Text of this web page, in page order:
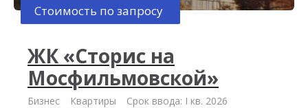
Стоимость по запросу
ЖК «Сторис на
Мосфильмовской»
Бизнес Квартиры Срок ввода: I кв. 2026